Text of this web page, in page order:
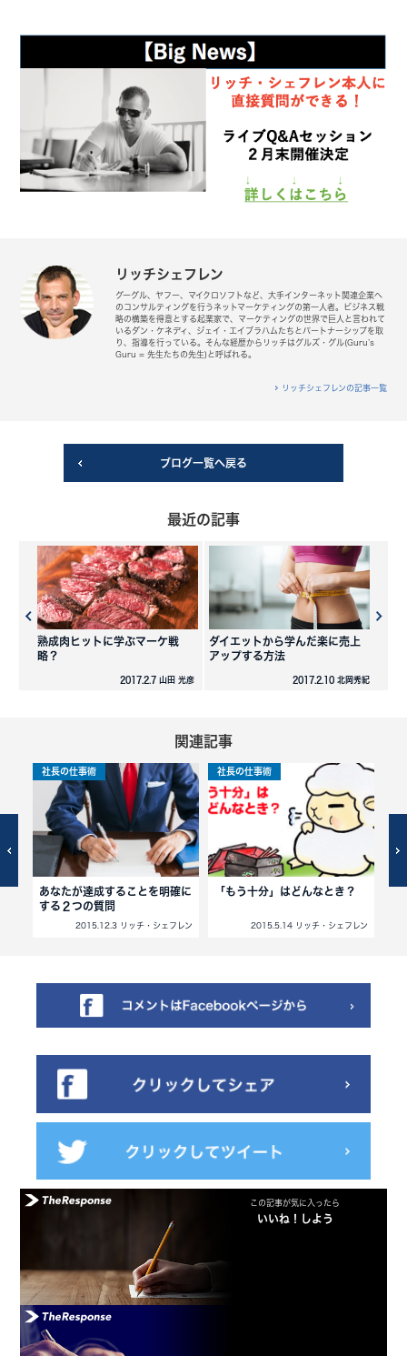
リッチシェフレン
グーグル、ヤフー、マイクロソフトなど、大手インターネット関連企業へ
のコンサルティングを行うネットマーケティングの第一人者。ビジネス戦
略の構築を得意とする起業家で、マーケティングの世界で巨人と言われて
いるダン・ケネディ、ジェイ・エイブラハムたちとパートナーシップを取
り、指導を行っている。そんな経歴からリッチはグルズ・グル(Guru’s
Guru = 先生たちの先生)と呼ばれる。
リッチシェフレンの記事一覧
ブログ一覧へ戻る
最近の記事
熟成肉ヒットに学ぶマーケ戦
略？
2017.2.7 山田 光彦
ダイエットから学んだ楽に売上
アップする方法
2017.2.10 北岡秀紀
関連記事
社長の仕事術
あなたが達成することを明確に
する２つの質問
2015.12.3 リッチ・シェフレン
社長の仕事術
「もう十分」はどんなとき？
2015.5.14 リッチ・シェフレン
この記事が気に入ったら
いいね！しよう